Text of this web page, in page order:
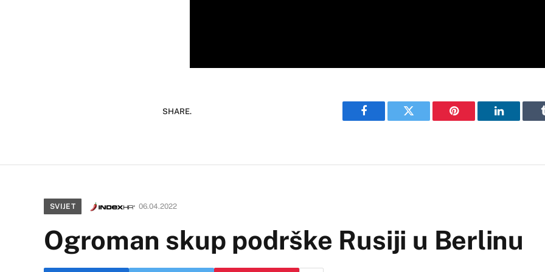
SHARE.
Facebook Twitter Pinterest LinkedIn
SVIJET 06.04.2022
Ogroman skup podrške Rusiji u Berlinu